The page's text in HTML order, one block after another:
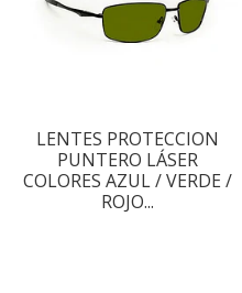
LENTES PROTECCION
PUNTERO LÁSER
COLORES AZUL / VERDE /
ROJO...